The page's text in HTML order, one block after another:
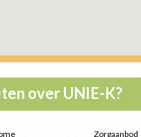
over UNIE-K?
Zorgaanbod